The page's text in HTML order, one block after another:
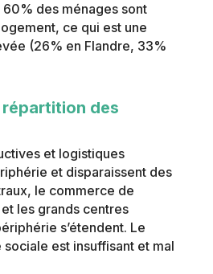
des ménages sont
ce qui est une
(26% en Flandre, 33%
répartition des
et logistiques
et disparaissent des
le commerce de
les grands centres
s’étendent. Le
est insuffisant et mal